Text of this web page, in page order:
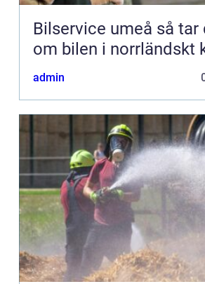
Bilservice umeå så tar du hand
om bilen i norrländskt
admin